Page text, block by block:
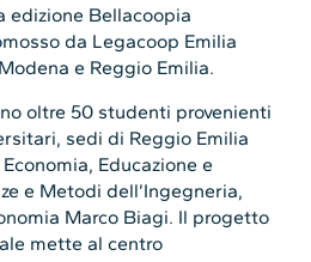
edizione Bellacoopia
da Legacoop Emilia
e Reggio Emilia.
oltre 50 studenti provenienti
sedi di Reggio Emilia
Educazione e
e Metodi dell’Ingegneria,
Marco Biagi. Il progetto
mette al centro